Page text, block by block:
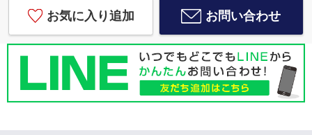
お気に入り追加 お問い合わせ